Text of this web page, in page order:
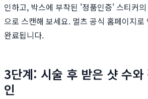
인하고, 박스에 부착된 '정품인증' 스티커
으로 스캔해 보세요. 멀츠 공식 홈페이지로
완료됩니다.
3단계: 시술 후 받은 샷 수와
인